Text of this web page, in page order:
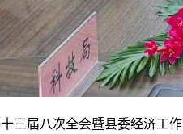
三届八次全会暨县委经济工